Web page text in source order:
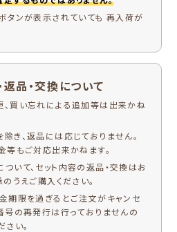
タンが表示されていても 再入荷が
返品・交換について
買い忘れによる追加等は出来かね
き、返品には応じておりません。
等もご対応出来かねます。
いて、セット内容の返品・交換はお
うえご購入ください。
期限を過ぎるとご注文がキャンセ
号の再発行は行っておりませんの
い。